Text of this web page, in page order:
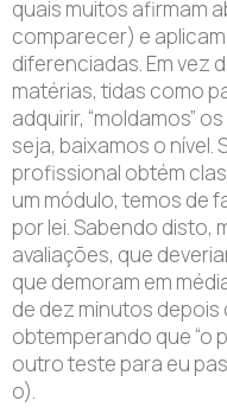
quais muitos afirmam
comparecer) e
diferenciadas. Em vez
matérias, tidas como
adquirir, “moldamos”
seja, baixamos o nível.
profissional obtém
um módulo, temos de
por lei. Sabendo disto,
avaliações, que
que demoram em
de dez minutos depois
obtemperando que “o
outro teste para eu
o).